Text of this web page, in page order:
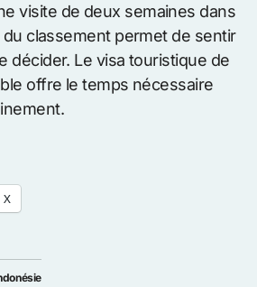
visite de deux semaines dans
classement permet de sentir
décider. Le visa touristique de
offre le temps nécessaire
X